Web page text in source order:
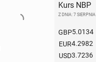
Kurs NBP
Z DNIA: 7 SIERPNIA
GBP5.0134
EUR4.2982
USD3.7236